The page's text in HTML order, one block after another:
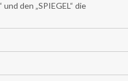
den „SPIEGEL“ die